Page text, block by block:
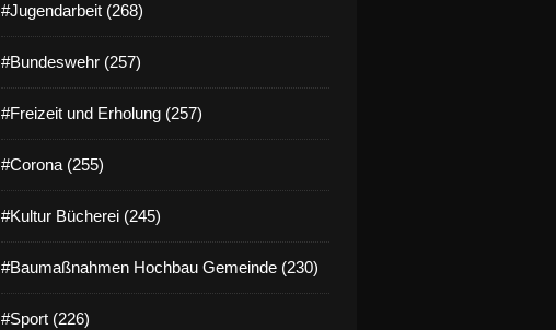
#Jugendarbeit (268)
#Bundeswehr (257)
#Freizeit und Erholung (257)
#Corona (255)
#Kultur Bücherei (245)
#Baumaßnahmen Hochbau Gemeinde (230)
#Sport (226)